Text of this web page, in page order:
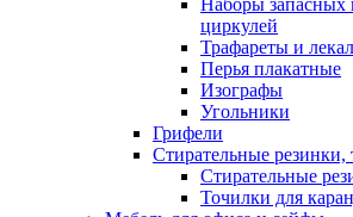
Наборы запасных
циркулей
Трафареты и
Перья плакатные
Изографы
Угольники
Грифели
Стирательные резинки,
Стирательные
Точилки для